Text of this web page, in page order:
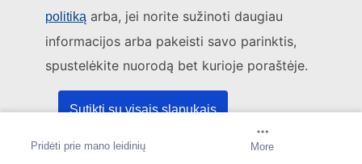
politiką arba, jei norite sužinoti daugiau
informacijos arba pakeisti savo parinktis,
spustelėkite nuorodą bet kurioje poraštėje.
Sutikti su visais slapukais
Sutikti tik su būtinais slapukais
Pridėti prie mano leidinių Sukurti pranešimą
More
Socialiniai tinklai
ES socialinių tinklų kanalai
ES institucijos ir įstaigos
ES institucijų ir įstaigų paieška